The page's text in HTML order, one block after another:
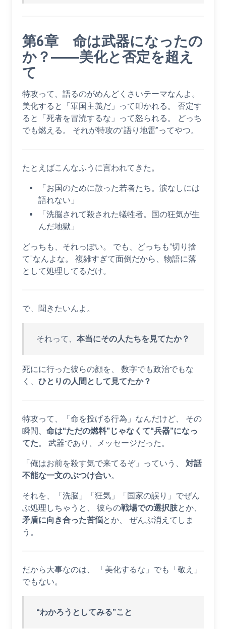
第6章 命は武器になったの
か？――美化と否定を超え
て
特攻って、語るのがめんどくさいテーマなんよ。
美化すると「軍国主義だ」って叩かれる。 否定す
ると「死者を冒涜するな」って怒られる。 どっち
でも燃える。 それが特攻の“語り地雷”ってやつ。
たとえばこんなふうに言われてきた。
「お国のために散った若者たち。涙なしには
語れない」
「洗脳されて殺された犠牲者。国の狂気が生
んだ地獄」
どっちも、それっぽい。 でも、どっちも“切り捨
て”なんよな。 複雑すぎて面倒だから、物語に落
として処理してるだけ。
で、聞きたいんよ。
それって、 本当にその人たちを見てたか？
死にに行った彼らの顔を、 数字でも政治でもな
く、 ひとりの人間として見てたか？
特攻って、「命を投げる行為」なんだけど、 その
瞬間、 命は“ただの燃料”じゃなくて“兵器”になっ
てた。 武器であり、メッセージだった。
「俺はお前を殺す気で来てるぞ」っていう、 対話
不能な一文のぶつけ合い。
それを、「洗脳」「狂気」「国家の誤り」でぜん
ぶ処理しちゃうと、 彼らの戦場での選択肢とか、
矛盾に向き合った苦悩とか、 ぜんぶ消えてしま
う。
だから大事なのは、 「美化するな」でも「敬え」
でもない。
“わかろうとしてみる”こと